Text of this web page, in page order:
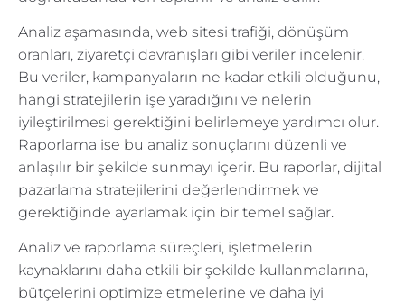
Analiz aşamasında, web sitesi trafiği, dönüşüm
oranları, ziyaretçi davranışları gibi veriler incelenir.
Bu veriler, kampanyaların ne kadar etkili olduğunu,
hangi stratejilerin işe yaradığını ve nelerin
iyileştirilmesi gerektiğini belirlemeye yardımcı olur.
Raporlama ise bu analiz sonuçlarını düzenli ve
anlaşılır bir şekilde sunmayı içerir. Bu raporlar, dijital
pazarlama stratejilerini değerlendirmek ve
gerektiğinde ayarlamak için bir temel sağlar.
Analiz ve raporlama süreçleri, işletmelerin
kaynaklarını daha etkili bir şekilde kullanmalarına,
bütçelerini optimize etmelerine ve daha iyi